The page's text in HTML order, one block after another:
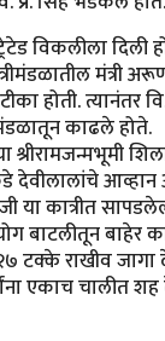
विकलीला दिली
मंत्री
होती. त्यानंतर
काढले होते.
देवीलालांचे
या कात्रीत
बाटलीतून बाहेर
टक्के राखीव जागा
एकाच चालीत शह